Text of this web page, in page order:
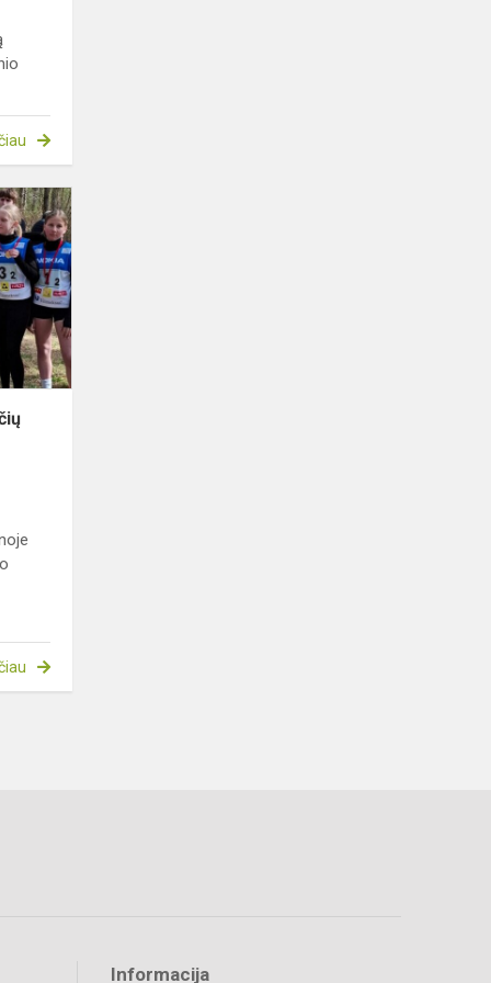
Pirma
vieta
kroso
estafečių
varžybose
Informacija